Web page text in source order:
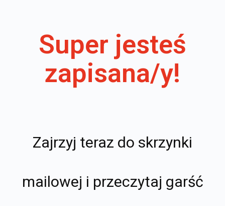
Super jesteś
zapisana/y!
Zajrzyj teraz do skrzynki
mailowej i przeczytaj garść